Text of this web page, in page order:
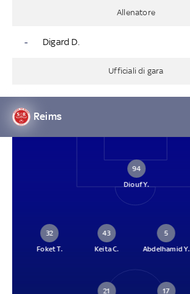
Allenatore
- Digard D.
Ufficiali di gara
Reims
94
Diouf Y.
32
Foket T.
43
Keita C.
5
Abdelhamid Y.
21
17